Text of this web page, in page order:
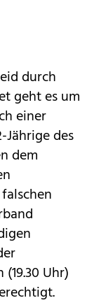
durch
geht es um
einer
des
dem
Uhr)